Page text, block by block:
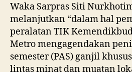
Waka Sarpras Siti
melanjutkan “dalam hal
peralatan TIK
Metro mengagendakan
semester (PAS) ganjil
lintas minat dan muatan